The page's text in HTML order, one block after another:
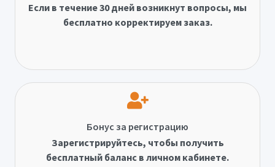
Если в течение 30 дней возникнут вопросы, мы
бесплатно корректируем заказ.
Бонус за регистрацию
Зарегистрируйтесь, чтобы получить
бесплатный баланс в личном кабинете.